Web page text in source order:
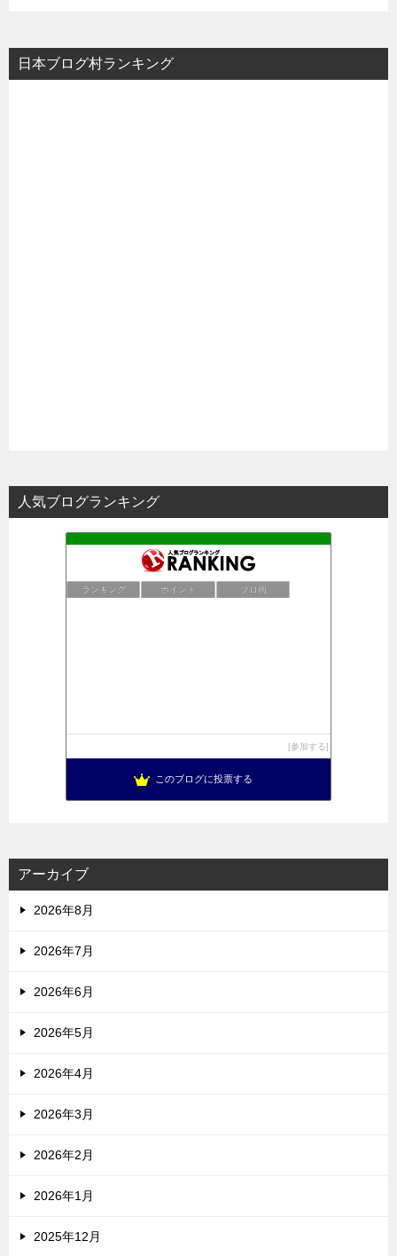
日本ブログ村ランキング
人気ブログランキング
ランキング ポイント ブロ画
参加する
このブログに投票する
アーカイブ
2026年8月
2026年7月
2026年6月
2026年5月
2026年4月
2026年3月
2026年2月
2026年1月
2025年12月